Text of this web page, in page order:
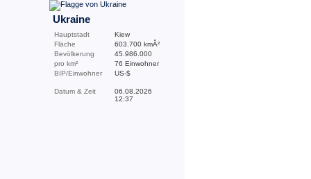
Ukraine
Hauptstadt
Kiew
Fläche
603.700 kmÂ²
Bevölkerung
45.986.000
pro km²
76 Einwohner
BIP/Einwohner
US-$
Datum & Zeit
06.08.2026
12:37